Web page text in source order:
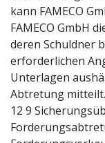
kann FAMECO
FAMECO GmbH
deren Schuldner
erforderlichen
Unterlagen
Abtretung mitteilt.
12 9